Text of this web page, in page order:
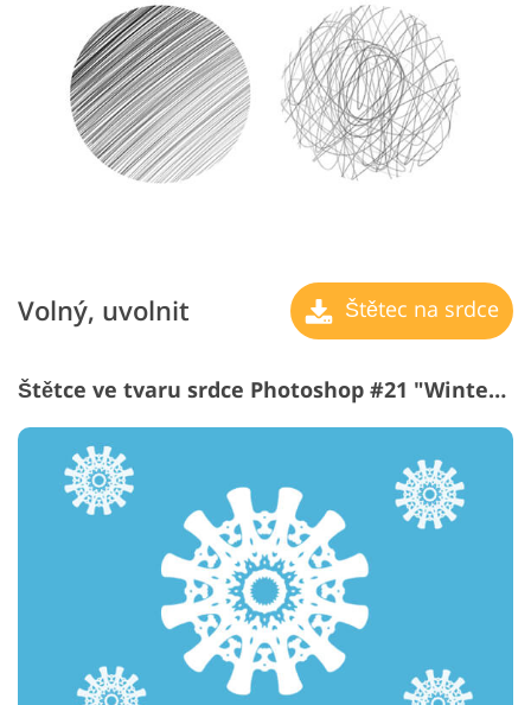
Volný, uvolnit Štětec na srdce
Štětce ve tvaru srdce Photoshop #21 "Winterland"